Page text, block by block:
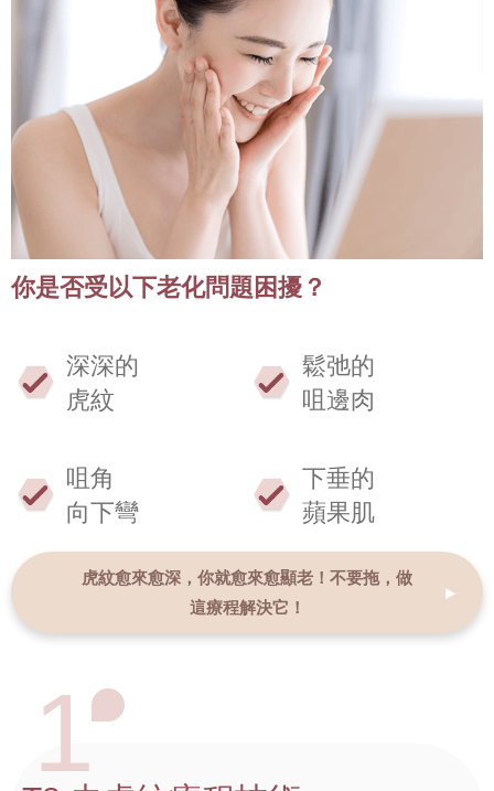
你是否受以下老化問題困擾？
深深的
虎紋
鬆弛的
咀邊肉
咀角
向下彎
下垂的
蘋果肌
虎紋愈來愈深，你就愈來愈顯老！ 不要拖，做
這療程解決它！
1